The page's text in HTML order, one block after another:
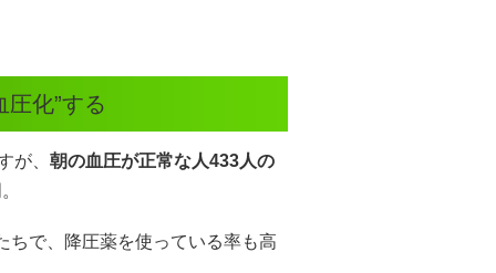
化”する
が、 朝の血圧が正常な人433人の
ちで、降圧薬を使っている率も高